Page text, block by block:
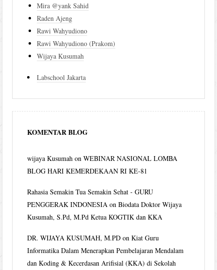
Mira @yank Sahid
Raden Ajeng
Rawi Wahyudiono
Rawi Wahyudiono (Prakom)
Wijaya Kusumah
Labschool Jakarta
KOMENTAR BLOG
wijaya Kusumah onWEBINAR NASIONAL LOMBA
BLOG HARI KEMERDEKAAN RI KE-81
Rahasia Semakin Tua Semakin Sehat - GURU
PENGGERAK INDONESIA onBiodata Doktor Wijaya
Kusumah, S.Pd, M.Pd Ketua KOGTIK dan KKA
DR. WIJAYA KUSUMAH, M.PD onKiat Guru
Informatika Dalam Menerapkan Pembelajaran Mendalam
dan Koding & Kecerdasan Arifisial (KKA) di Sekolah